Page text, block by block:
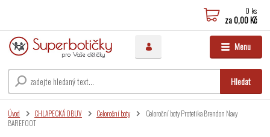
Menu
Hledat
0 ks
za0,00 Kč
Úvod CHLAPECKÁ OBUV Celoroční boty
Celoroční boty Protetika Brendon Navy
BAREFOOT